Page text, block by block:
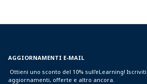
AGGIORNAMENTI E-MAIL
Ottieni uno sconto del 10% sull'eLearning!
aggiornamenti, offerte e altro ancora.